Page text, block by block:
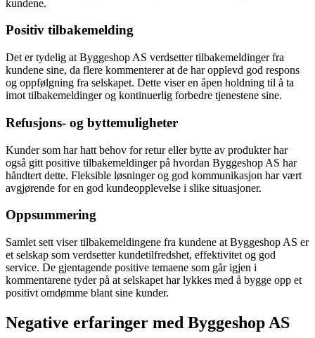
kundene.
Positiv tilbakemelding
Det er tydelig at Byggeshop AS verdsetter tilbakemeldinger fra
kundene sine, da flere kommenterer at de har opplevd god respons
og oppfølgning fra selskapet. Dette viser en åpen holdning til å ta
imot tilbakemeldinger og kontinuerlig forbedre tjenestene sine.
Refusjons- og byttemuligheter
Kunder som har hatt behov for retur eller bytte av produkter har
også gitt positive tilbakemeldinger på hvordan Byggeshop AS har
håndtert dette. Fleksible løsninger og god kommunikasjon har vært
avgjørende for en god kundeopplevelse i slike situasjoner.
Oppsummering
Samlet sett viser tilbakemeldingene fra kundene at Byggeshop AS er
et selskap som verdsetter kundetilfredshet, effektivitet og god
service. De gjentagende positive temaene som går igjen i
kommentarene tyder på at selskapet har lykkes med å bygge opp et
positivt omdømme blant sine kunder.
Negative erfaringer med Byggeshop AS